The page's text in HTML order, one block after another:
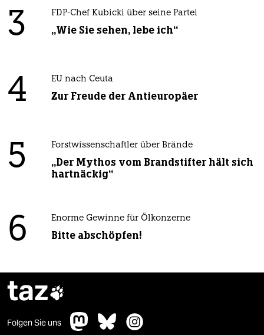
3 FDP-Chef Kubicki über seine Partei
„Wie Sie sehen, lebe ich“
4 EU nach Ceuta
Zur Freude der Antieuropäer
5 Forstwissenschaftler über Brände
„Der Mythos vom Brandstifter hält sich
hartnäckig“
6 Enorme Gewinne für Ölkonzerne
Bitte abschöpfen!
taz
Folgen Sie uns